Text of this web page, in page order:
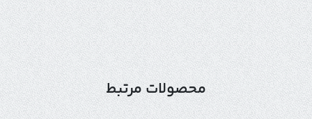
محصولات مرتبط